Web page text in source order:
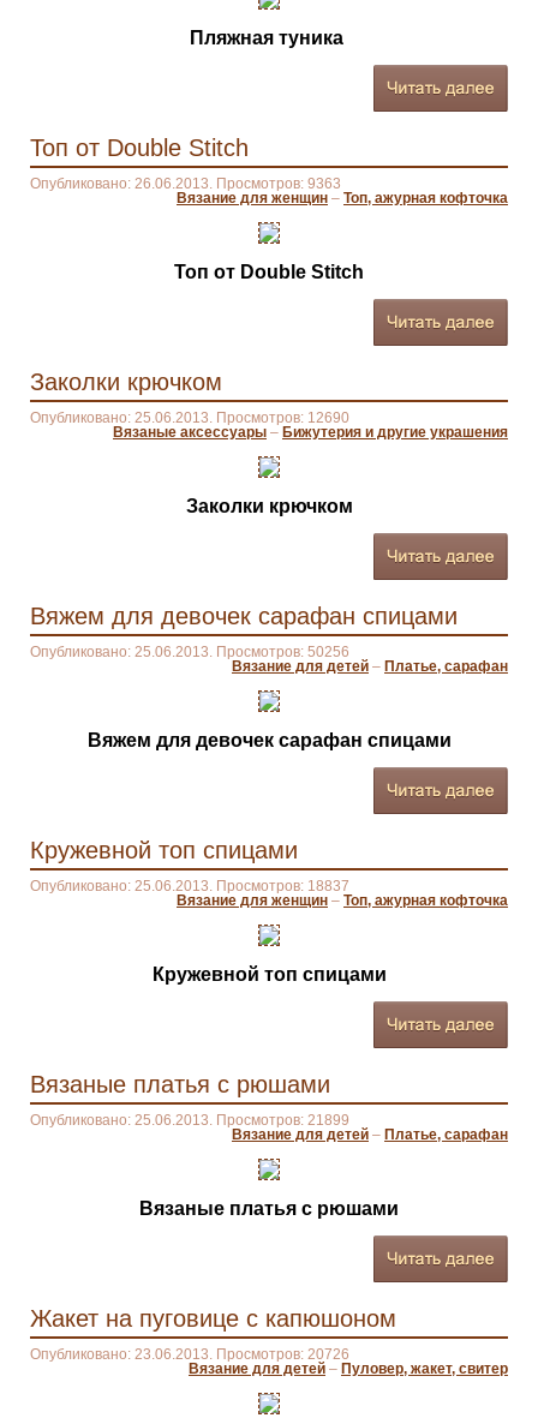
Пляжная туника
Топ от Double Stitch
Опубликовано: 26.06.2013. Просмотров: 9363
Вязание для женщин – Топ, ажурная кофточка
Топ от Double Stitch
Заколки крючком
Опубликовано: 25.06.2013. Просмотров: 12690
Вязаные аксессуары – Бижутерия и другие украшения
Заколки крючком
Вяжем для девочек сарафан спицами
Опубликовано: 25.06.2013. Просмотров: 50256
Вязание для детей – Платье, сарафан
Вяжем для девочек сарафан спицами
Кружевной топ спицами
Опубликовано: 25.06.2013. Просмотров: 18837
Вязание для женщин – Топ, ажурная кофточка
Кружевной топ спицами
Вязаные платья с рюшами
Опубликовано: 25.06.2013. Просмотров: 21899
Вязание для детей – Платье, сарафан
Вязаные платья с рюшами
Жакет на пуговице с капюшоном
Опубликовано: 23.06.2013. Просмотров: 20726
Вязание для детей – Пуловер, жакет, свитер